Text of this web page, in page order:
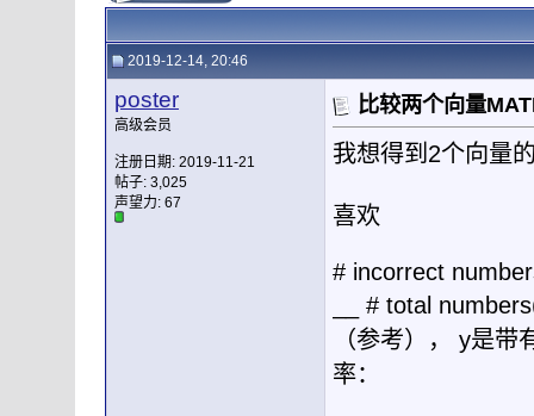
2019-12-14, 20:46
poster
高级会员
注册日期: 2019-11-21
帖子: 3,025
声望力: 67
比较两个向量
我想得到2个向量
喜欢
# incorrect
__ # total
（参考）， y是
率：